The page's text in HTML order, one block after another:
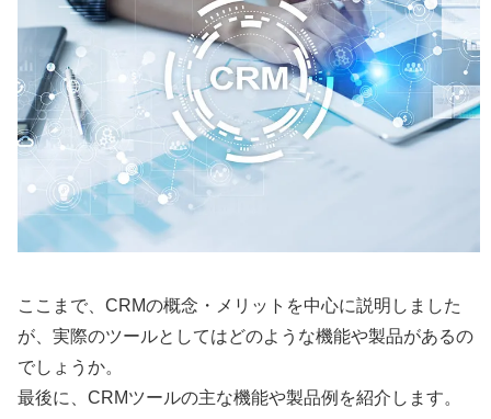
ここまで、CRMの概念・メリットを中心に説明しました
が、実際のツールとしてはどのような機能や製品があるの
でしょうか。
最後に、CRMツールの主な機能や製品例を紹介します。